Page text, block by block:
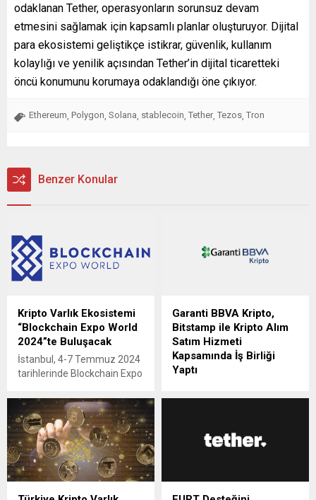
odaklanan Tether, operasyonların sorunsuz devam
etmesini sağlamak için kapsamlı planlar oluşturuyor. Dijital
para ekosistemi geliştikçe istikrar, güvenlik, kullanım
kolaylığı ve yenilik açısından Tether’in dijital ticaretteki
öncü konumunu korumaya odaklandığı öne çıkıyor.
Ethereum Polygon Solana stablecoin Tether Tezos Tron
Benzer Konular
Kripto Varlık Ekosistemi
“Blockchain Expo World
2024”te Buluşacak
İstanbul, 4-7 Temmuz 2024
tarihlerinde Blockchain Expo
sahipliği yaparak blockchain
ve kripto para dünyasının
merkezi olacak. Dünya
genelinden sektör
profesyonelleri ve
yenilikçilerin buluşma
Garanti BBVA Kripto,
Bitstamp ile Kripto Alım
Satım Hizmeti
Kapsamında İş Birliği
Yaptı
ortaklığı olarak kurulan,
BBVA Kripto, müşterilerine
sunduğu hizmetleri sürekli